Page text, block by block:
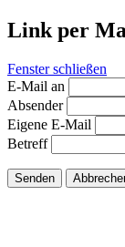
Link per
Fenster schließen
E-Mail an
Absender
Eigene E-Mail
Betreff
Senden